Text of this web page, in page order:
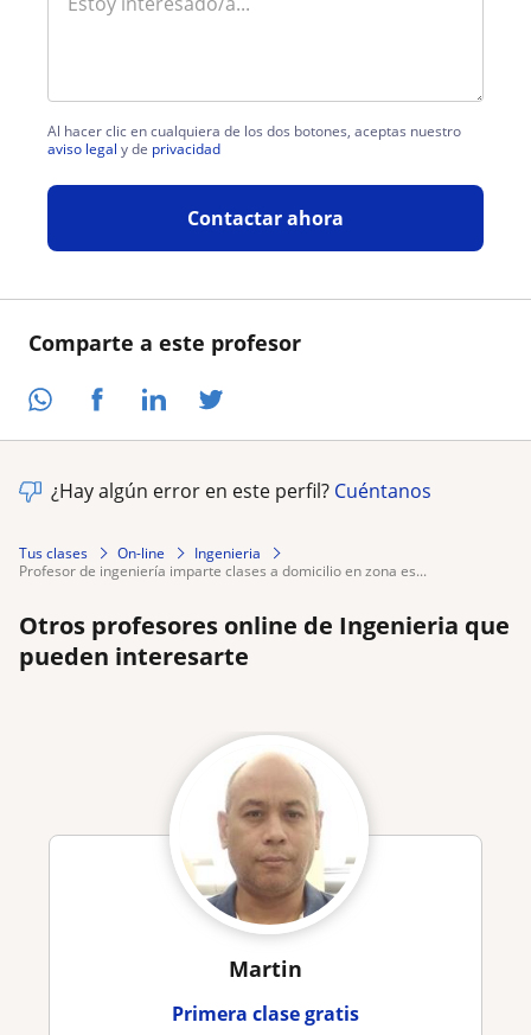
Comparte a este profesor
Al hacer clic en cualquiera de los dos botones, aceptas nuestro
aviso legal y de privacidad
Contactar ahora
¿Hay algún error en este perfil? Cuéntanos
Tus clases On-line
Ingenieria
profesor de ingeniería imparte clases a domicilio en zona es...
Otros profesores online de Ingenieria que
pueden interesarte
Martin
Primera clase gratis